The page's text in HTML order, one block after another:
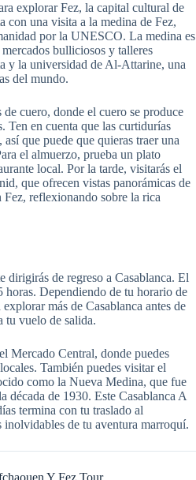
explorar Fez, la capital cultural de
con una visita a la medina de Fez,
por la UNESCO. La medina es
bulliciosos y talleres
y la universidad de Al-Attarine, una
del mundo.
cuero, donde el cuero se produce
Ten en cuenta que las curtidurías
que puede que quieras traer una
el almuerzo, prueba un plato
local. Por la tarde, visitarás el
que ofrecen vistas panorámicas de
Fez, reflexionando sobre la rica
dirigirás de regreso a Casablanca. El
horas. Dependiendo de tu horario de
más de Casablanca antes de
tu vuelo de salida.
Mercado Central, donde puedes
También puedes visitar el
como la Nueva Medina, que fue
década de 1930. Este Casablanca A
termina con tu traslado al
inolvidables de tu aventura marroquí.